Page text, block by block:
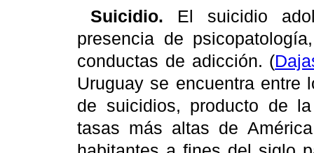
Suicidio. El suicidio
presencia de
conductas de adicción. (
Uruguay se encuentra entre
de suicidios, producto de
tasas más altas de